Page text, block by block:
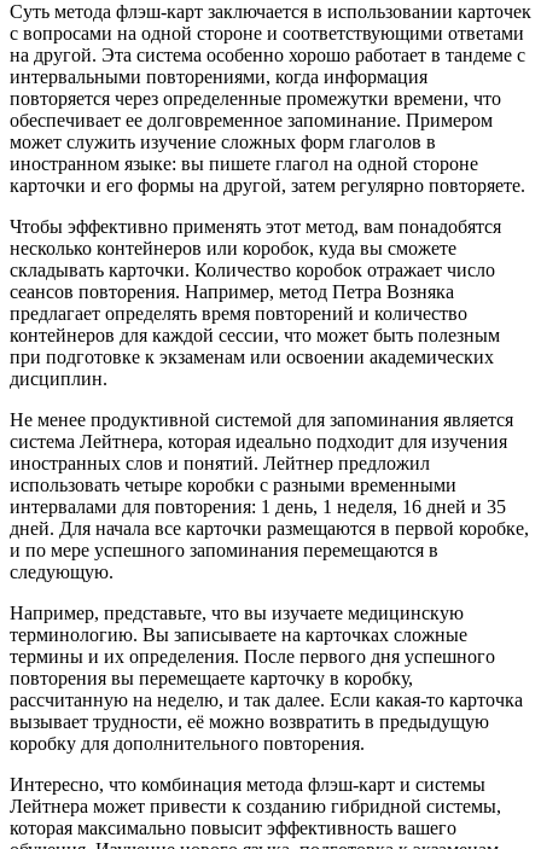
Суть метода флэш-карт заключается в использовании карточек
с вопросами на одной стороне и соответствующими ответами
на другой. Эта система особенно хорошо работает в тандеме с
интервальными повторениями, когда информация
повторяется через определенные промежутки времени, что
обеспечивает ее долговременное запоминание. Примером
может служить изучение сложных форм глаголов в
иностранном языке: вы пишете глагол на одной стороне
карточки и его формы на другой, затем регулярно повторяете.
Чтобы эффективно применять этот метод, вам понадобятся
несколько контейнеров или коробок, куда вы сможете
складывать карточки. Количество коробок отражает число
сеансов повторения. Например, метод Петра Возняка
предлагает определять время повторений и количество
контейнеров для каждой сессии, что может быть полезным
при подготовке к экзаменам или освоении академических
дисциплин.
Не менее продуктивной системой для запоминания является
система Лейтнера, которая идеально подходит для изучения
иностранных слов и понятий. Лейтнер предложил
использовать четыре коробки с разными временными
интервалами для повторения: 1 день, 1 неделя, 16 дней и 35
дней. Для начала все карточки размещаются в первой коробке,
и по мере успешного запоминания перемещаются в
следующую.
Например, представьте, что вы изучаете медицинскую
терминологию. Вы записываете на карточках сложные
термины и их определения. После первого дня успешного
повторения вы перемещаете карточку в коробку,
рассчитанную на неделю, и так далее. Если какая-то карточка
вызывает трудности, её можно возвратить в предыдущую
коробку для дополнительного повторения.
Интересно, что комбинация метода флэш-карт и системы
Лейтнера может привести к созданию гибридной системы,
которая максимально повысит эффективность вашего